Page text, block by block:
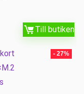
Till butiken
- 27%